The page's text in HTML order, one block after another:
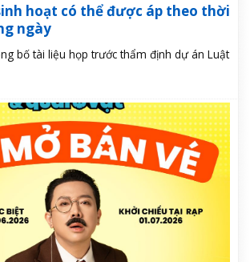
hoạt có thể được áp theo thời
ngày
bố tài liệu họp trước thẩm định dự án Luật